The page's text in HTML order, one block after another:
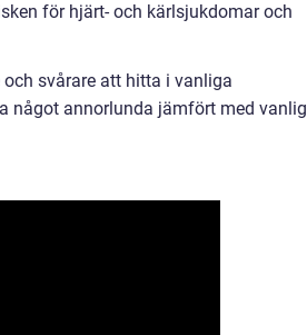
för hjärt- och kärlsjukdomar och
svårare att hitta i vanliga
något annorlunda jämfört med vanlig